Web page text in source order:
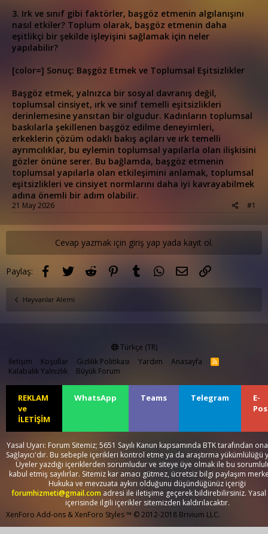
3. Irk ve sınıf gibi faktörler, başgöz etmenin algılanışını
nasıl etkiler? Toplum olarak, başgöz etmenin daha
eşitlikçi bir şekilde işleyişini sağlamak için neler
yapılabilir?
[color=] Sonuç: Başgöz Etmek ve Toplumsal Eşitsizlikler
Başgöz etmek, yalnızca bir sosyal davranış değil,
toplumsal cinsiyet, ırk ve sınıf temelli eşitsizlikleri
derinlemesine yansıtan bir olgudur. Kadınların toplumsal
baskılarla şekillenen başgöz edilme deneyimleri,
erkeklerin çözüm odaklı bakış açıları ve ırk temelli
ayrımcılıklar, bu eylemin toplumsal yapılarla olan ilişkisini
gözler önüne serer. Bu bağlamda, başgöz etmenin
toplumsal yapılarla olan etkileşimini anlamak, toplumsal
eşitsizlikleri ve cinsiyet normlarını daha iyi kavrayabilmek
adına önemli bir adım olabilir.
21 May 2026 #1
Cevap yazmak için giriş yap yada kayıt ol.
Paylaş: Facebook
TwitterReddit PinterestTumblrWhatsApp
E-postaLink
Hayvanlar Alemi
Türkçe (TR)
İletişim
Koşullar Gizlilik Politikası Yardım Anasayfa
R
S
Kalabalık Yalnızlık Büyük Forum
REKLAM
ve
İLETİŞİM
WhatsApp Teams Telegram
E-
Yasal Uyarı: Forum Sitemiz; 5651 Sayılı Kanun kapsamında BTK tarafından
Sağlayıcı'dır. Bu sebeple içerikleri kontrol etme ya da araştırma yükümlülüğü
Üyeler yazdığı içeriklerden sorumludur ve siteye üye olmak ile bu
kabul etmiş sayılırlar. Sitemiz kar amacı gütmez, ücretsiz bilgi paylaşım
Hukuka ve mevzuata aykırı olduğunu düşündüğünüz içeriği
forumhizmeti@gmail.com adresi ile iletişime geçerek bildirebilirsiniz. Yasal
içerisinde ilgili içerikler sitemizden kaldırılacaktır.
XenForo Add-ons &XenForo Styles™ © 2012-2018 Brivium LLC.